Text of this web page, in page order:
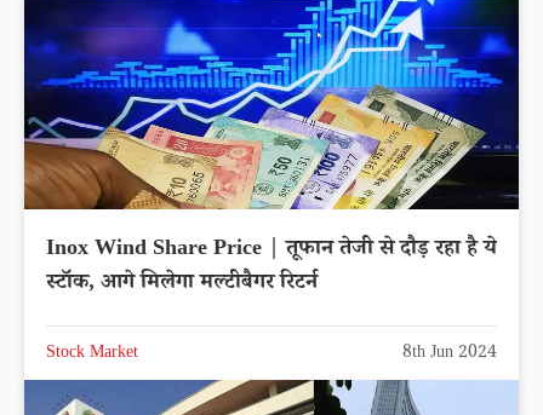
Inox Wind Share Price | तूफान तेजी से दौड़ रहा है ये
स्टॉक, आगे मिलेगा मल्टीबैगर रिटर्न
Stock Market 8th Jun 2024